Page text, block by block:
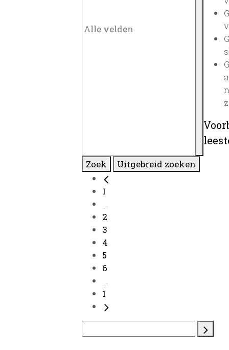
Zoek Uitgebreid zoeken
1
...
2
3
4
5
6
...
1